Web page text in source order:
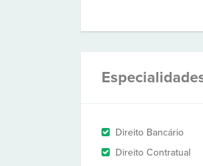
Direito Bancário
Direito Contratual